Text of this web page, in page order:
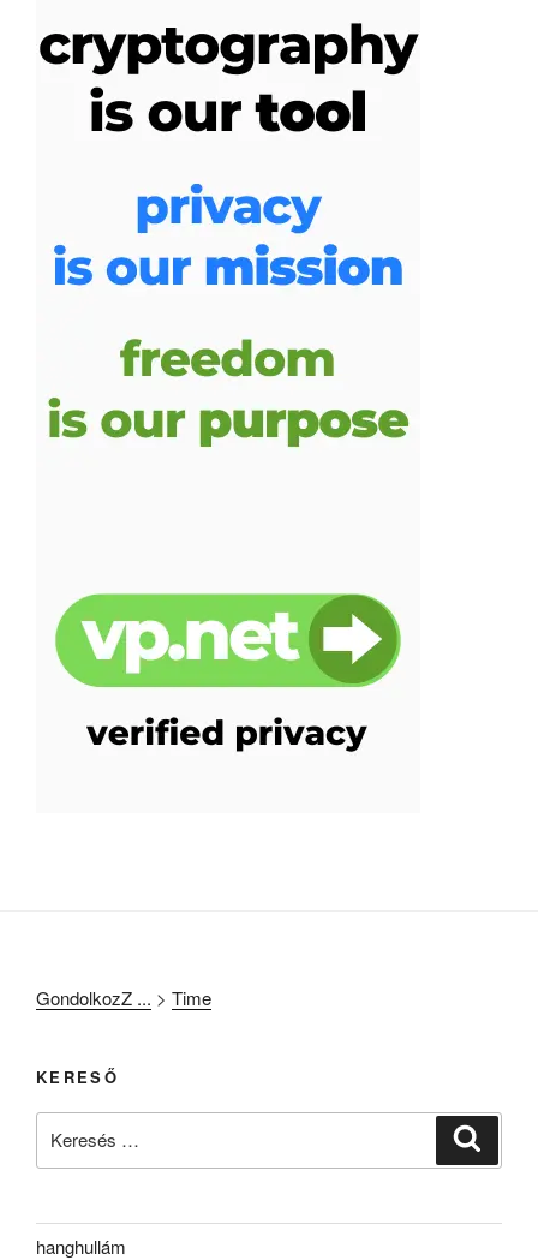
GondolkozZ ... > Time
KERESŐ
hanghullám